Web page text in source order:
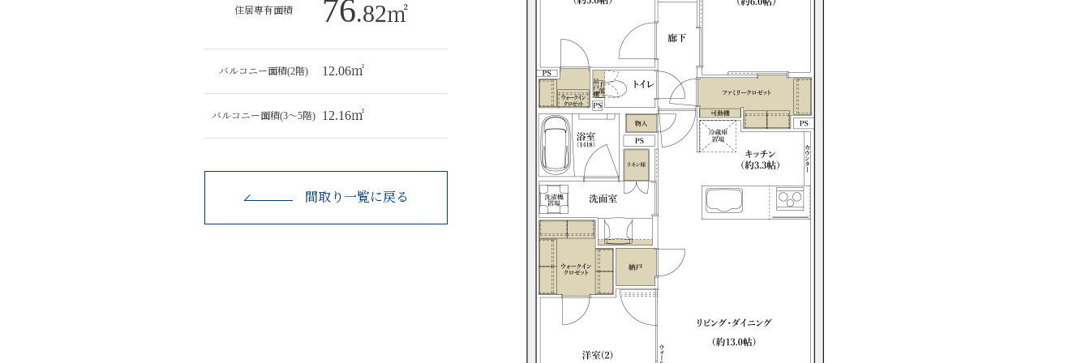
住居専有面積 76.82㎡
バルコニー面積(2階) 12.06㎡
バルコニー面積(3〜5階) 12.16㎡
間取り一覧に戻る